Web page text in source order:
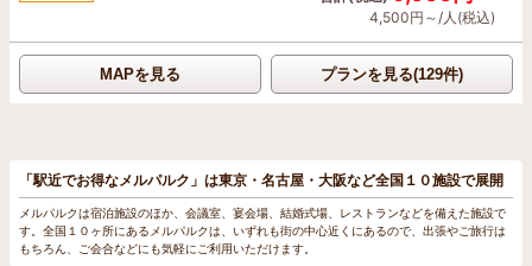
4,500円～/人(税込)
MAPを見る プランを見る(129件)
「駅近でお得なメルパルク」は東京・名古屋・大阪など全国１０施設で展開
メルパルクは宿泊施設のほか、会議室、宴会場、結婚式場、レストランなどを備えた施設で
す。全国１０ヶ所にあるメルパルクは、いずれも街の中心近くにあるので、出張やご旅行は
もちろん、ご会合などにも気軽にご利用いただけます。